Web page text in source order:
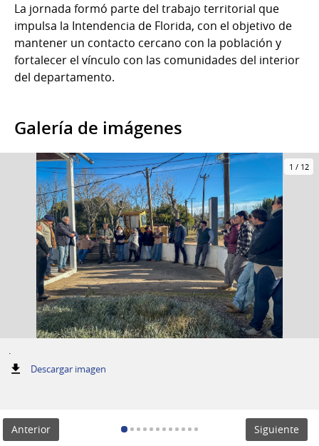
La jornada formó parte del trabajo territorial que
impulsa la Intendencia de Florida, con el objetivo de
mantener un contacto cercano con la población y
fortalecer el vínculo con las comunidades del interior
del departamento.
Galería de imágenes
1 / 12
.
Descargar imagen:
Anterior Siguiente